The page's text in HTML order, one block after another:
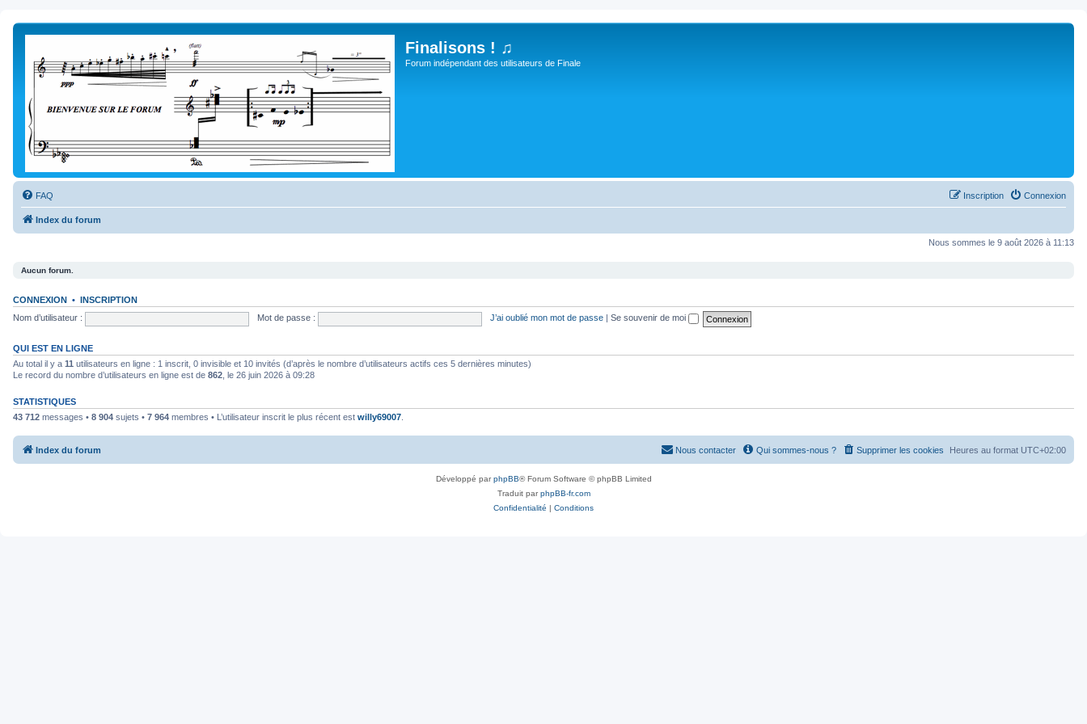
Finalisons ! ♫
Forum indépendant des utilisateurs de Finale
FAQ Connexion
Inscription
Index du forum
Nous sommes le 9 août 2026 à 11:13
Aucun forum.
CONNEXION • INSCRIPTION
Nom d’utilisateur :
Mot de passe : J’ai oublié mon mot de passe Se souvenir de moi
QUI EST EN LIGNE
Au total il y a 11 utilisateurs en ligne : 1 inscrit, 0 invisible et 10 invités (d’après le nombre d’utilisateurs actifs ces 5 dernières minutes)
Le record du nombre d’utilisateurs en ligne est de 862 , le 26 juin 2026 à 09:28
STATISTIQUES
43 712 messages • 8 904 sujets • 7 964 membres • L’utilisateur inscrit le plus récent est willy69007
Index du forum Heures au format UTC+02:00
Supprimer les cookies
Qui sommes-nous ?
Nous contacter
Développé parphpBB® Forum Software © phpBB Limited
Traduit parphpBB-fr.com
Confidentialité | Conditions